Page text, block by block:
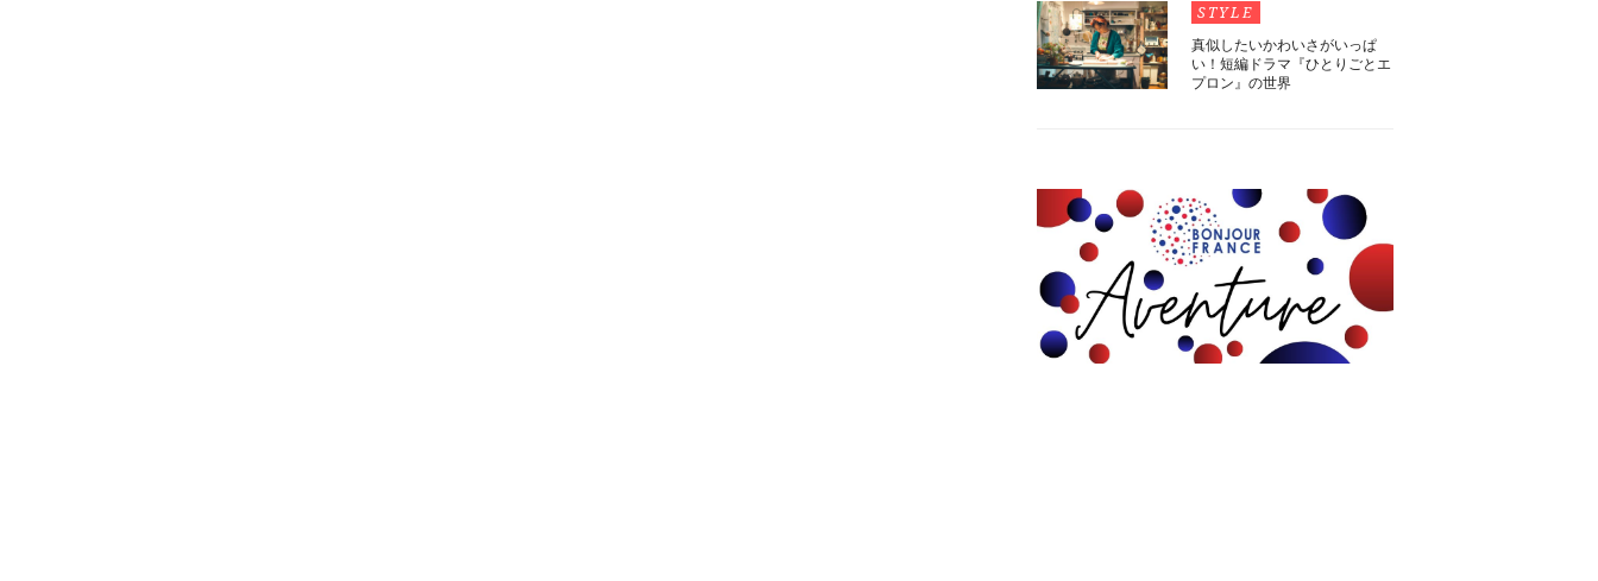
STYLE
真似したいかわいさがいっぱ
い！短編ドラマ『ひとりごとエ
プロン』の世界